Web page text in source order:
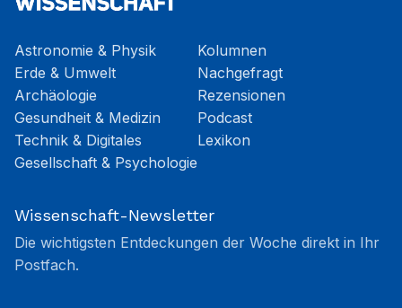
Astronomie & Physik
Erde & Umwelt
Archäologie
Gesundheit & Medizin
Technik & Digitales
Gesellschaft & Psychologie
Kolumnen
Nachgefragt
Rezensionen
Podcast
Lexikon
Wissenschaft-Newsletter
Die wichtigsten Entdeckungen der Woche direkt in Ihr
Postfach.